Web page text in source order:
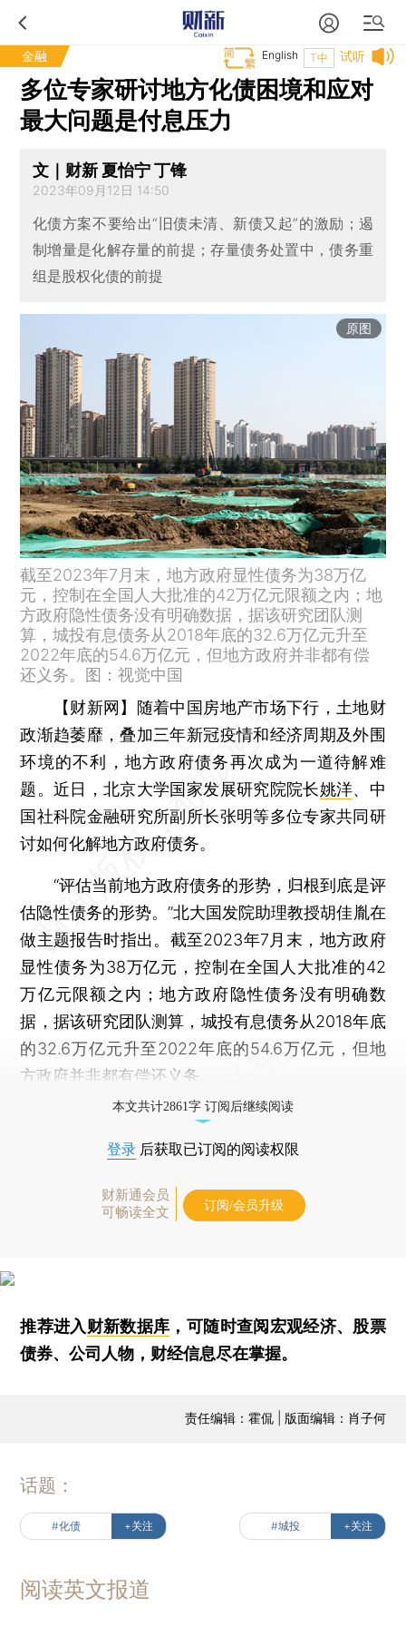
金融 试听
T中
English
多位专家研讨地方化债困境和应对
最大问题是付息压力
文｜财新 夏怡宁 丁锋
2023年09月12日 14:50
化债方案不要给出“旧债未清、新债又起”的激励；遏
制增量是化解存量的前提；存量债务处置中，债务重
组是股权化债的前提
原图
截至2023年7月末，地方政府显性债务为38万亿
元，控制在全国人大批准的42万亿元限额之内；地
方政府隐性债务没有明确数据，据该研究团队测
算，城投有息债务从2018年底的32.6万亿元升至
2022年底的54.6万亿元，但地方政府并非都有偿
还义务。图：视觉中国
【财新网】 随着中国房地产市场下行，土地财
政渐趋萎靡，叠加三年新冠疫情和经济周期及外围
环境的不利，地方政府债务再次成为一道待解难
题。近日，北京大学国家发展研究院院长姚洋、中
国社科院金融研究所副所长张明等多位专家共同研
讨如何化解地方政府债务。
“评估当前地方政府债务的形势，归根到底是评
估隐性债务的形势。”北大国发院助理教授胡佳胤在
做主题报告时指出。截至2023年7月末，地方政府
显性债务为38万亿元，控制在全国人大批准的42
万亿元限额之内；地方政府隐性债务没有明确数
据，据该研究团队测算，城投有息债务从2018年底
的32.6万亿元升至2022年底的54.6万亿元，但地
方政府并非都有偿还义务。
本文共计2861字 订阅后继续阅读
登录 后获取已订阅的阅读权限
财新通会员
可畅读全文
订阅/会员升级
推荐进入财新数据库 ，可随时查阅宏观经济、股票
债券、公司人物，财经信息尽在掌握。
责任编辑：霍侃 | 版面编辑：肖子何
话题：
#化债 +关注 #城投 +关注
阅读英文报道